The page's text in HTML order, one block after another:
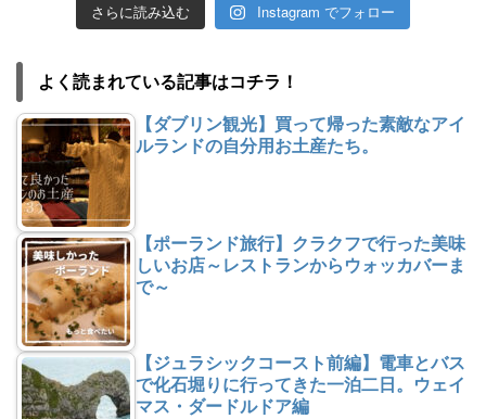
さらに読み込む Instagram でフォロー
よく読まれている記事はコチラ！
【ダブリン観光】買って帰った素敵なアイ
ルランドの自分用お土産たち。
【ポーランド旅行】クラクフで行った美味
しいお店～レストランからウォッカバーま
で～
【ジュラシックコースト前編】電車とバス
で化石堀りに行ってきた一泊二日。ウェイ
マス・ダードルドア編